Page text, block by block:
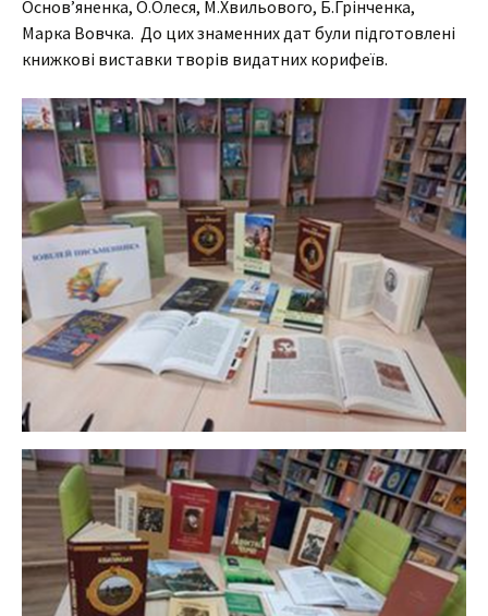
Основ’яненка, О.Олеся, М.Хвильового, Б.Грінченка,
Марка Вовчка. До цих знаменних дат були підготовлені
книжкові виставки творів видатних корифеїв.